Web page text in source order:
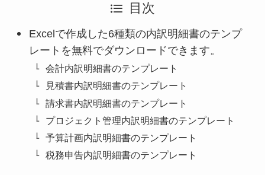
目次
Excelで作成した6種類の内訳明細書のテンプ
レートを無料でダウンロードできます。
会計内訳明細書のテンプレート
見積書内訳明細書のテンプレート
請求書内訳明細書のテンプレート
プロジェクト管理内訳明細書のテンプレート
予算計画内訳明細書のテンプレート
税務申告内訳明細書のテンプレート